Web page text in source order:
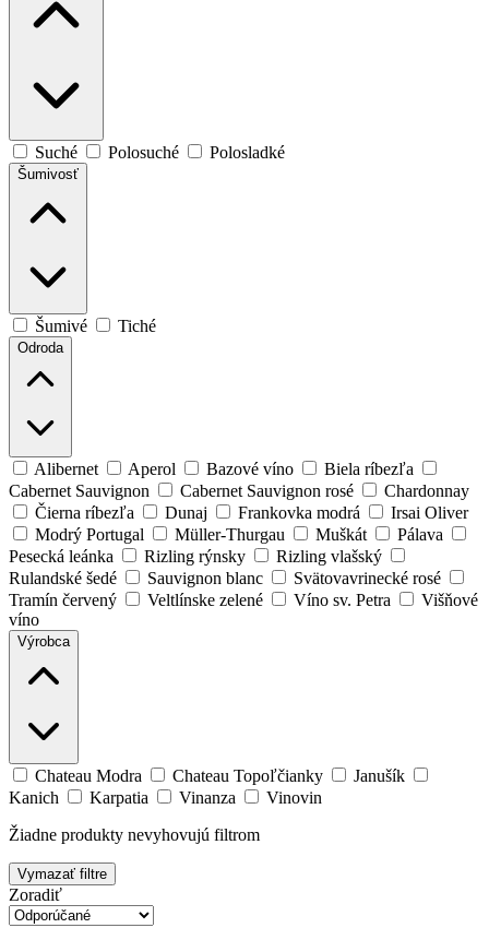
Suché Polosuché Polosladké
Šumivosť
Šumivé Tiché
Odroda
Alibernet Aperol Bazové víno
Biela ríbezľa
Cabernet Sauvignon
Cabernet Sauvignon rosé
Chardonnay
Čierna ríbezľa
Dunaj Frankovka modrá
Irsai Oliver
Modrý Portugal
Müller-Thurgau Muškát
Pálava
Pesecká leánka
Rizling rýnsky
Rizling vlašský
Rulandské šedé
Sauvignon blanc
Svätovavrinecké rosé
Tramín červený
Veltlínske zelené Víno sv. Petra
Višňové
víno
Výrobca
Chateau Modra Chateau Topoľčianky
Janušík
Kanich
Karpatia Vinanza
Vinovin
Žiadne produkty nevyhovujú filtrom
Vymazať filtre
Zoradiť